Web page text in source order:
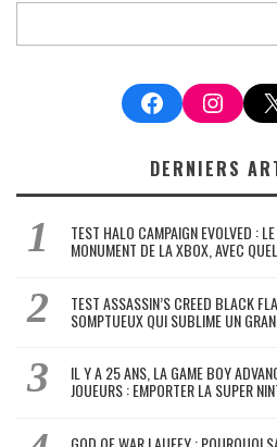
Facebook X
DERNIERS
TEST HALO CAMPAIGN EVOLVED :
MONUMENT DE LA XBOX, AVEC
TEST ASSASSIN’S CREED BLACK
SOMPTUEUX QUI SUBLIME UN
IL Y A 25 ANS, LA GAME BOY
JOUEURS : EMPORTER LA SUPER